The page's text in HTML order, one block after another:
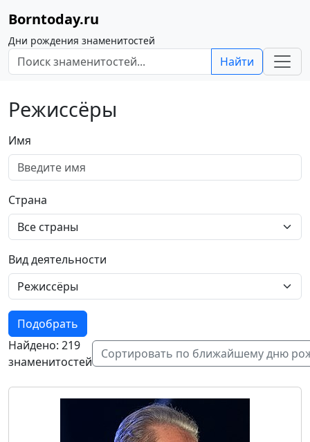
Borntoday.ru
Дни рождения знаменитостей
Найти
Режиссёры
Имя
Страна
Вид деятельности
Подобрать
Найдено: 219
знаменитостей
Сортировать по ближайшему дню